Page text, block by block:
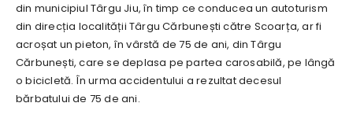
din municipiul Târgu Jiu, în timp ce conducea un autoturism
din direcția localității Târgu Cărbunești către Scoarța, ar fi
acroșat un pieton, în vârstă de 75 de ani, din Târgu
Cărbunești, care se deplasa pe partea carosabilă, pe lângă
o bicicletă. În urma accidentului a rezultat decesul
bărbatului de 75 de ani.